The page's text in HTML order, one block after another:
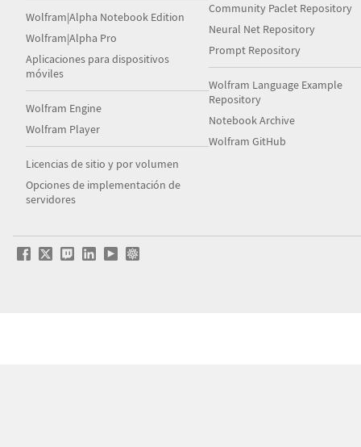
Wolfram|Alpha Notebook Edition
Wolfram|Alpha Pro
Aplicaciones para dispositivos
móviles
Wolfram Engine
Wolfram Player
Licencias de sitio y por volumen
Opciones de implementación de
servidores
Community Paclet Repository
Neural Net Repository
Prompt Repository
Wolfram Language Example
Repository
Notebook Archive
Wolfram GitHub